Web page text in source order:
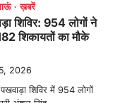
ख़बरें
कथा के चतुर्थ
श्रीकृष्ण जन्मोत्सव,
किया कथा श्रवण
2026
कमराड़/विनायक क्षेत्र में